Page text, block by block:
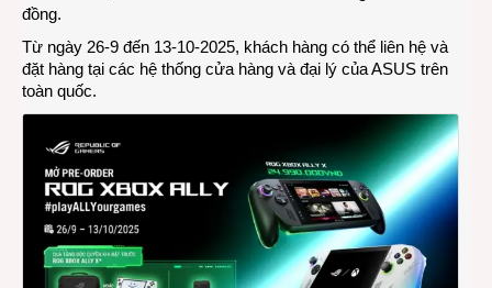
đồng.
Từ ngày 26-9 đến 13-10-2025, khách hàng có thể liên hệ và
đặt hàng tại các hệ thống cửa hàng và đại lý của ASUS trên
toàn quốc.